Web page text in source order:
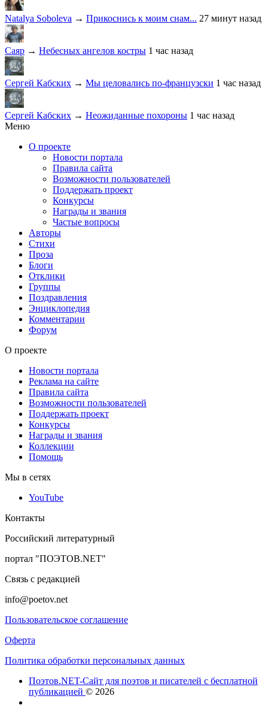
Natalya Soboleva → Прикоснись к моим снам... 27 минут назад
Саяр → Небесных ангелов костры 1 час назад
Сергей Кабских → Мы целовались по-французски 1 час назад
Сергей Кабских → Неожиданные похороны 1 час назад
Меню
О проекте
Новости портала
Правила сайта
Возможности пользователей
Поддержать проект
Конкурсы
Награды и звания
Частые вопросы
Авторы
Стихи
Проза
Блоги
Отклики
Группы
Поздравления
Энциклопедия
Комментарии
Форум
О проекте
Новости портала
Реклама на сайте
Правила сайта
Возможности пользователей
Поддержать проект
Конкурсы
Награды и звания
Коллекции
Помощь
Мы в сетях
YouTube
Контакты
Российский литературный
портал "ПОЭТОВ.NET"
Связь с редакцией
info@poetov.net
Пользовательское соглашение
Оферта
Политика обработки персональных данных
Поэтов.NET-Сайт для поэтов и писателей с бесплатной
публикацией © 2026